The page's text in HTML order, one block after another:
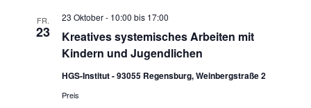
FR.
23
Kreatives systemisches Arbeiten mit
Kindern und Jugendlichen
23 Oktober - 10:00 bis 17:00
HGS-Institut - 93055 Regensburg, Weinbergstraße 2
Preis